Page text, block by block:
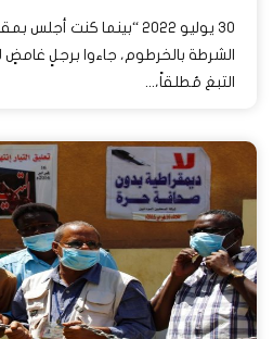
30 يوليو 2022 “بينما كنت
الشرطة بالخرطوم، جاءوا برجلٍ
التبغ مُطلقاً،...